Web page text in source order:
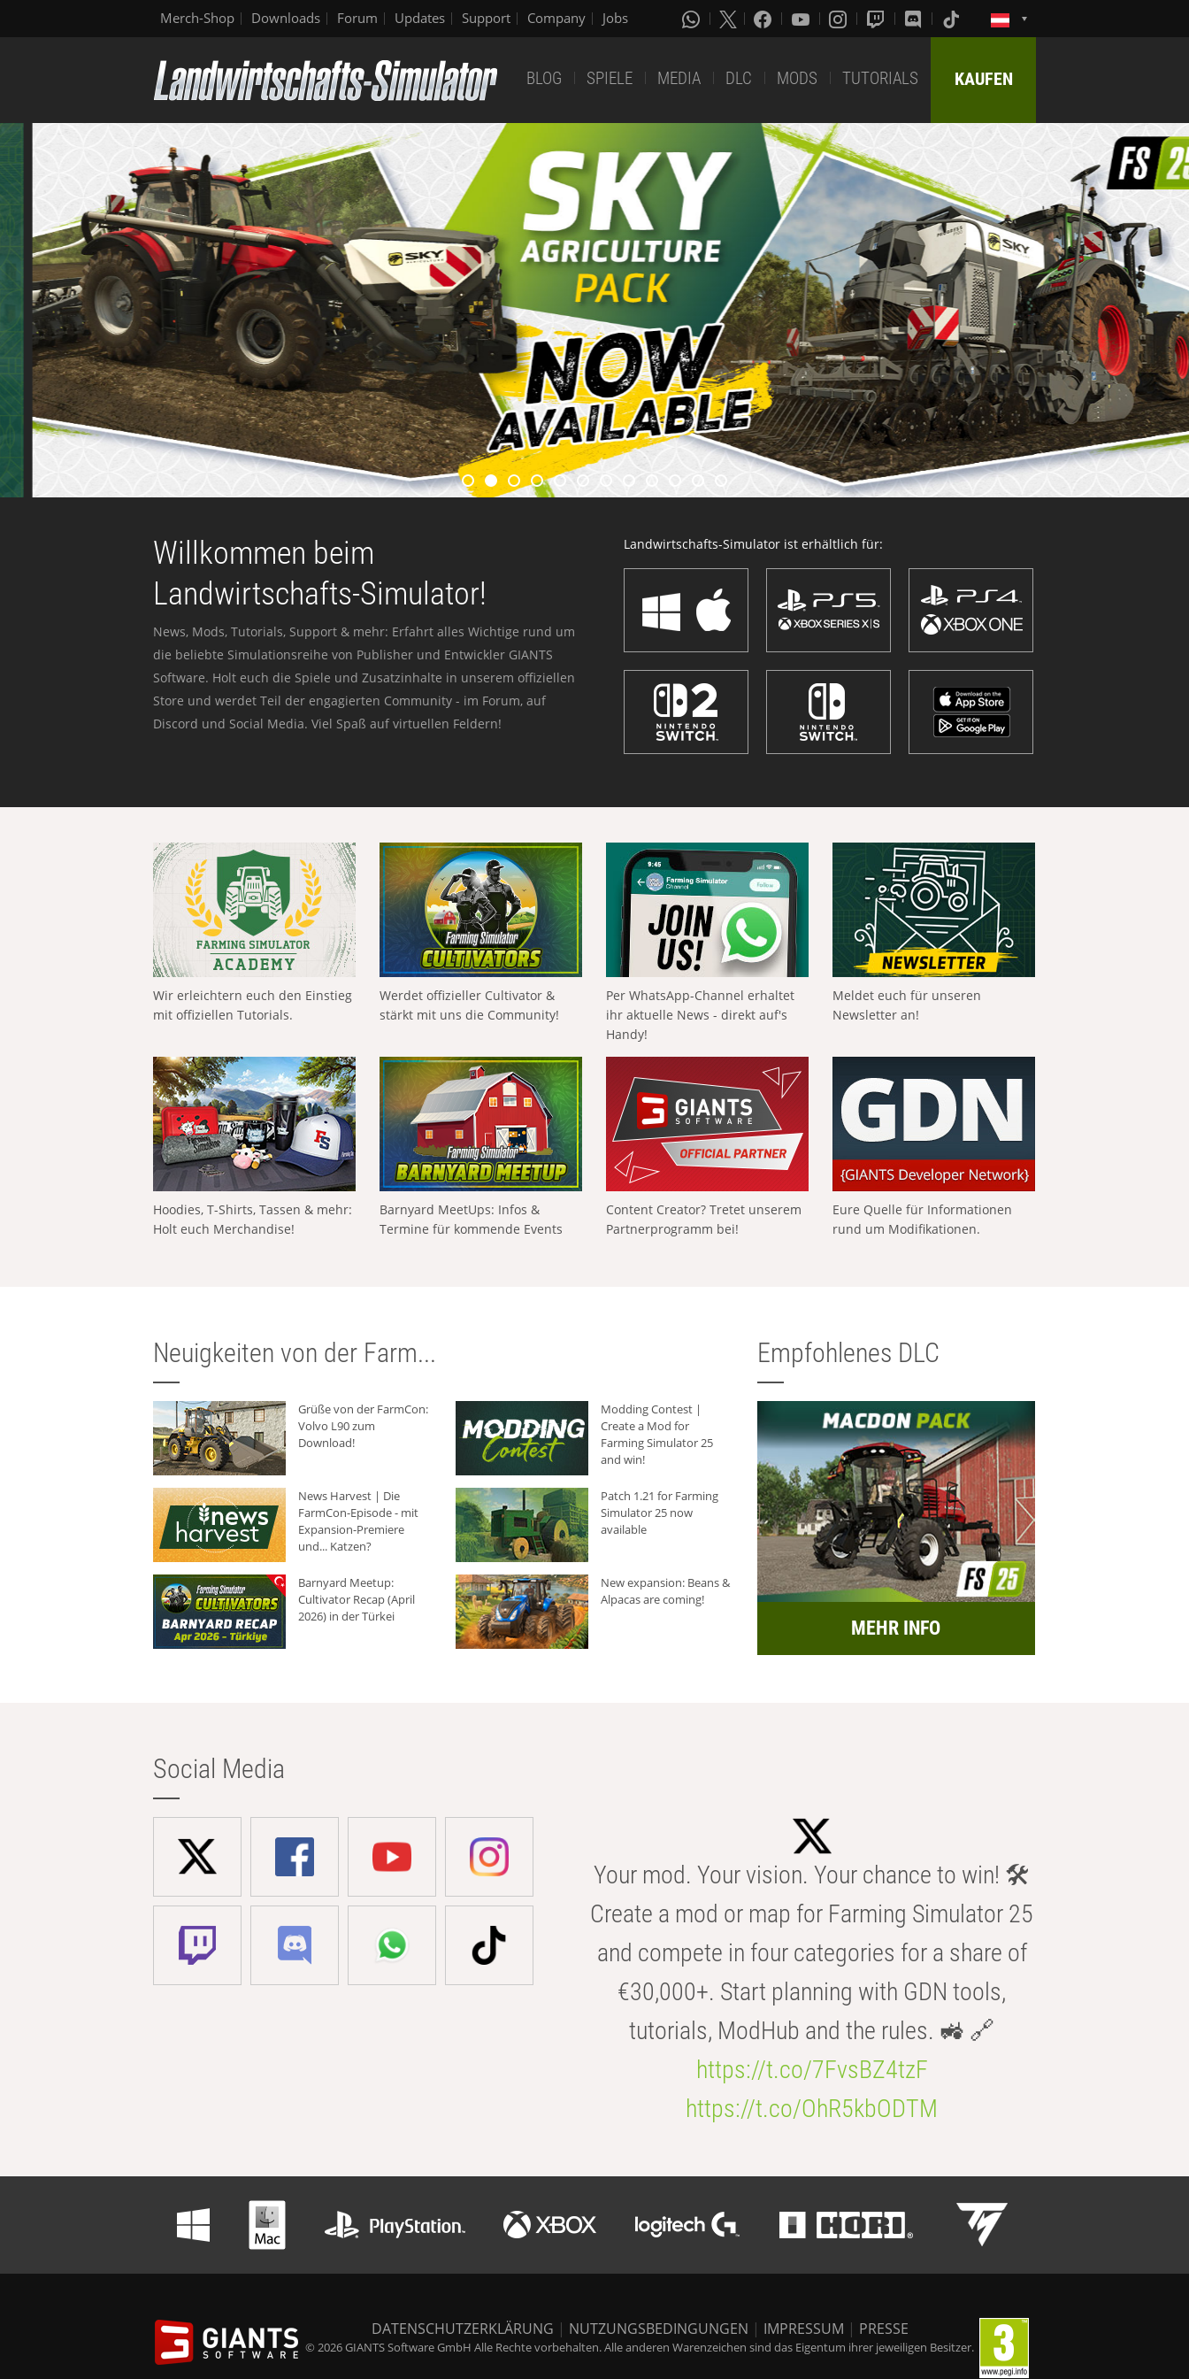
Merch-Shop Downloads Forum Updates Support Company Jobs
BLOG SPIELE MEDIA DLC MODS TUTORIALS KAUFEN
Willkommen beim
Landwirtschafts-Simulator!
News, Mods, Tutorials, Support & mehr: Erfahrt alles Wichtige rund um
die beliebte Simulationsreihe von Publisher und Entwickler GIANTS
Software. Holt euch die Spiele und Zusatzinhalte in unserem offiziellen
Store und werdet Teil der engagierten Community - im Forum, auf
Discord und Social Media. Viel Spaß auf virtuellen Feldern!
Landwirtschafts-Simulator ist erhältlich für:
Wir erleichtern euch den Einstieg
mit offiziellen Tutorials.
Werdet offizieller Cultivator &
stärkt mit uns die Community!
Per WhatsApp-Channel erhaltet
ihr aktuelle News - direkt auf's
Handy!
Meldet euch für unseren
Newsletter an!
Hoodies, T-Shirts, Tassen & mehr:
Holt euch Merchandise!
Barnyard MeetUps: Infos &
Termine für kommende Events
Content Creator? Tretet unserem
Partnerprogramm bei!
Eure Quelle für Informationen
rund um Modifikationen.
Neuigkeiten von der Farm...
Grüße von der FarmCon:
Volvo L90 zum
Download!
Modding Contest |
Create a Mod for
Farming Simulator 25
and win!
News Harvest | Die
FarmCon-Episode - mit
Expansion-Premiere
und... Katzen?
Patch 1.21 for Farming
Simulator 25 now
available
Barnyard Meetup:
Cultivator Recap (April
2026) in der Türkei
New expansion: Beans &
Alpacas are coming!
Empfohlenes DLC
MEHR INFO
Social Media
Your mod. Your vision. Your chance to win! 🛠️
Create a mod or map for Farming Simulator 25
and compete in four categories for a share of
€30,000+. Start planning with GDN tools,
tutorials, ModHub and the rules. 🚜 🔗
https://t.co/7FvsBZ4tzF
https://t.co/OhR5kbODTM
DATENSCHUTZERKLÄRUNG | NUTZUNGSBEDINGUNGEN | IMPRESSUM | PRESSE
© 2026 GIANTS Software GmbH Alle Rechte vorbehalten. Alle anderen Warenzeichen sind das Eigentum ihrer jeweiligen Besitzer.